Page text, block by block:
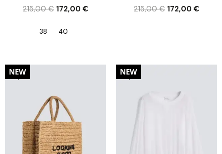
215,00€ 172,00€
38 40
215,00€ 172,00€
20%
NEW 20%
NEW